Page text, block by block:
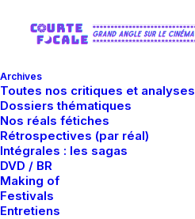
Archives
Toutes nos critiques et analyses
Dossiers thématiques
Nos réals fétiches
Rétrospectives (par réal)
Intégrales : les sagas
DVD / BR
Making of
Festivals
Entretiens